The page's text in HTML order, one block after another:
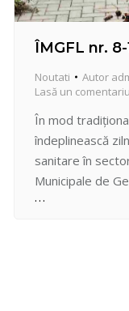
ÎMGFL nr.
Noutati Autor
Lasă un comentariu
În mod
îndeplinească
sanitare în
Municipale de
12, de luni până